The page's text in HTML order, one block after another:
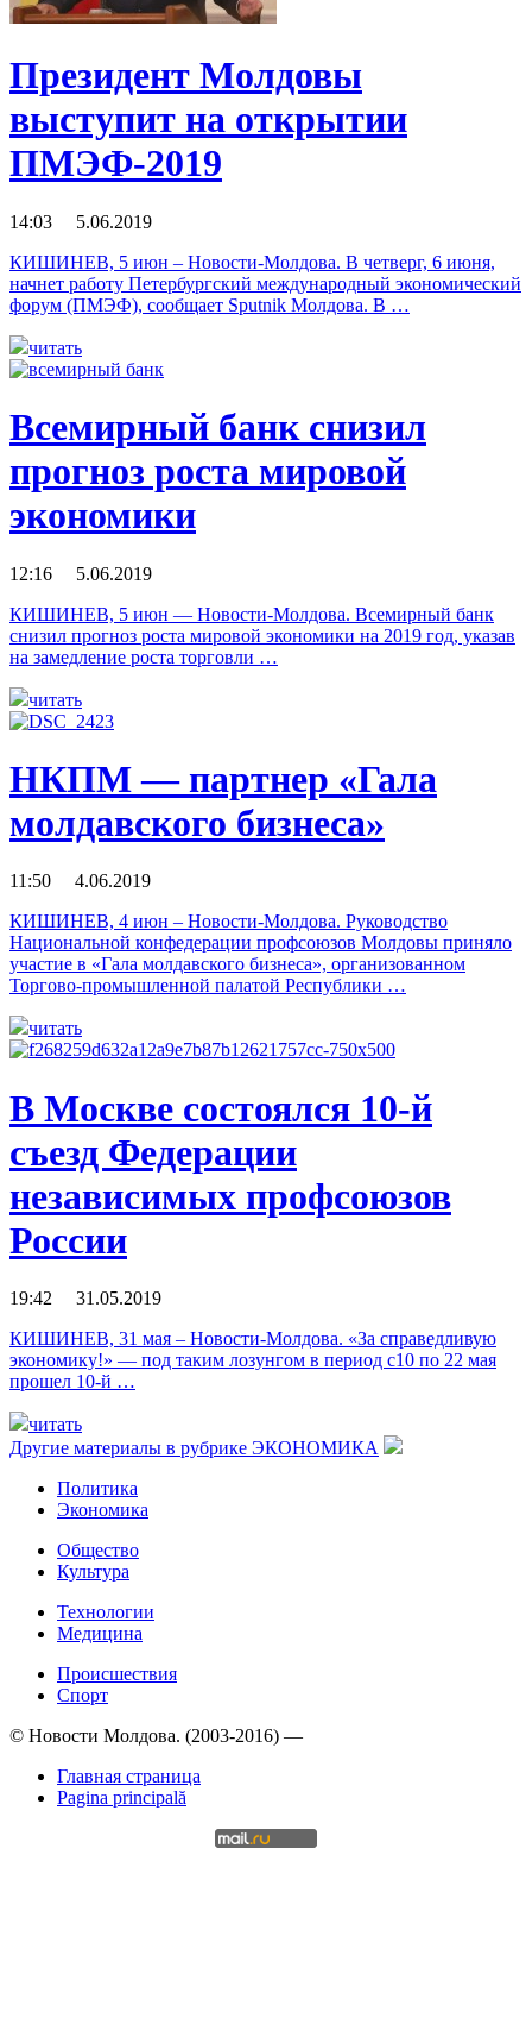
Президент Молдовы
выступит на открытии
ПМЭФ-2019
14:03 5.06.2019
КИШИНЕВ, 5 июн – Новости-Молдова. В четверг, 6 июня,
начнет работу Петербургский международный экономический
форум (ПМЭФ), сообщает Sputnik Молдова. В …
читать
Всемирный банк снизил
прогноз роста мировой
экономики
12:16 5.06.2019
КИШИНЕВ, 5 июн — Новости-Молдова. Всемирный банк
снизил прогноз роста мировой экономики на 2019 год, указав
на замедление роста торговли …
читать
НКПМ — партнер «Гала
молдавского бизнеса»
11:50 4.06.2019
КИШИНЕВ, 4 июн – Новости-Молдова. Руководство
Национальной конфедерации профсоюзов Молдовы приняло
участие в «Гала молдавского бизнеса», организованном
Торгово-промышленной палатой Республики …
читать
В Москве состоялся 10-й
съезд Федерации
независимых профсоюзов
России
19:42 31.05.2019
КИШИНЕВ, 31 мая – Новости-Молдова. «За справедливую
экономику!» — под таким лозунгом в период с10 по 22 мая
прошел 10-й …
читать
Другие материалы в рубрике ЭКОНОМИКА
Политика
Экономика
Общество
Культура
Технологии
Медицина
Происшествия
Спорт
© Новости Молдова. (2003-2016) —
Главная страница
Pagina principală